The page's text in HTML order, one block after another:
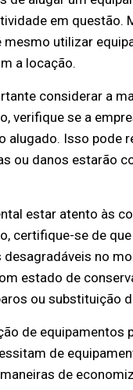
em questão.
mesmo utilizar
a locação.
considerar a
verifique se a
alugado. Isso pode
ou danos estarão
estar atento às
certifique-se de
desagradáveis no
estado de
ou substituição
de equipamentos
de
de